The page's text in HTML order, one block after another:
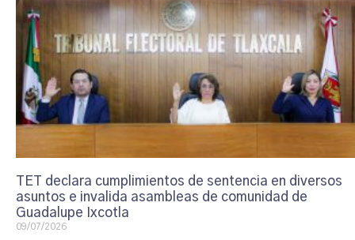
TET declara cumplimientos de sentencia en diversos
asuntos e invalida asambleas de comunidad de
Guadalupe Ixcotla
09/07/2026